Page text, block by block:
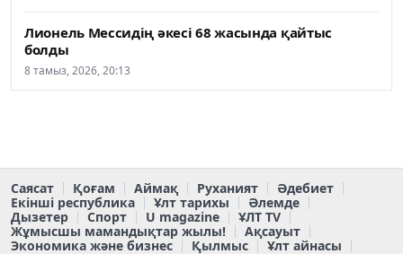
Лионель Мессидің әкесі 68 жасында қайтыс
болды
8 тамыз, 2026, 20:13
Саясат Қоғам Аймақ Руханият
Әдебиет
Екінші республика
Ұлт тарихы
Әлемде
Дызетер
Спорт U magazine
ҰЛТ TV
Жұмысшы мамандықтар жылы!
Ақсауыт
Экономика және бизнес
Қылмыс
Ұлт айнасы